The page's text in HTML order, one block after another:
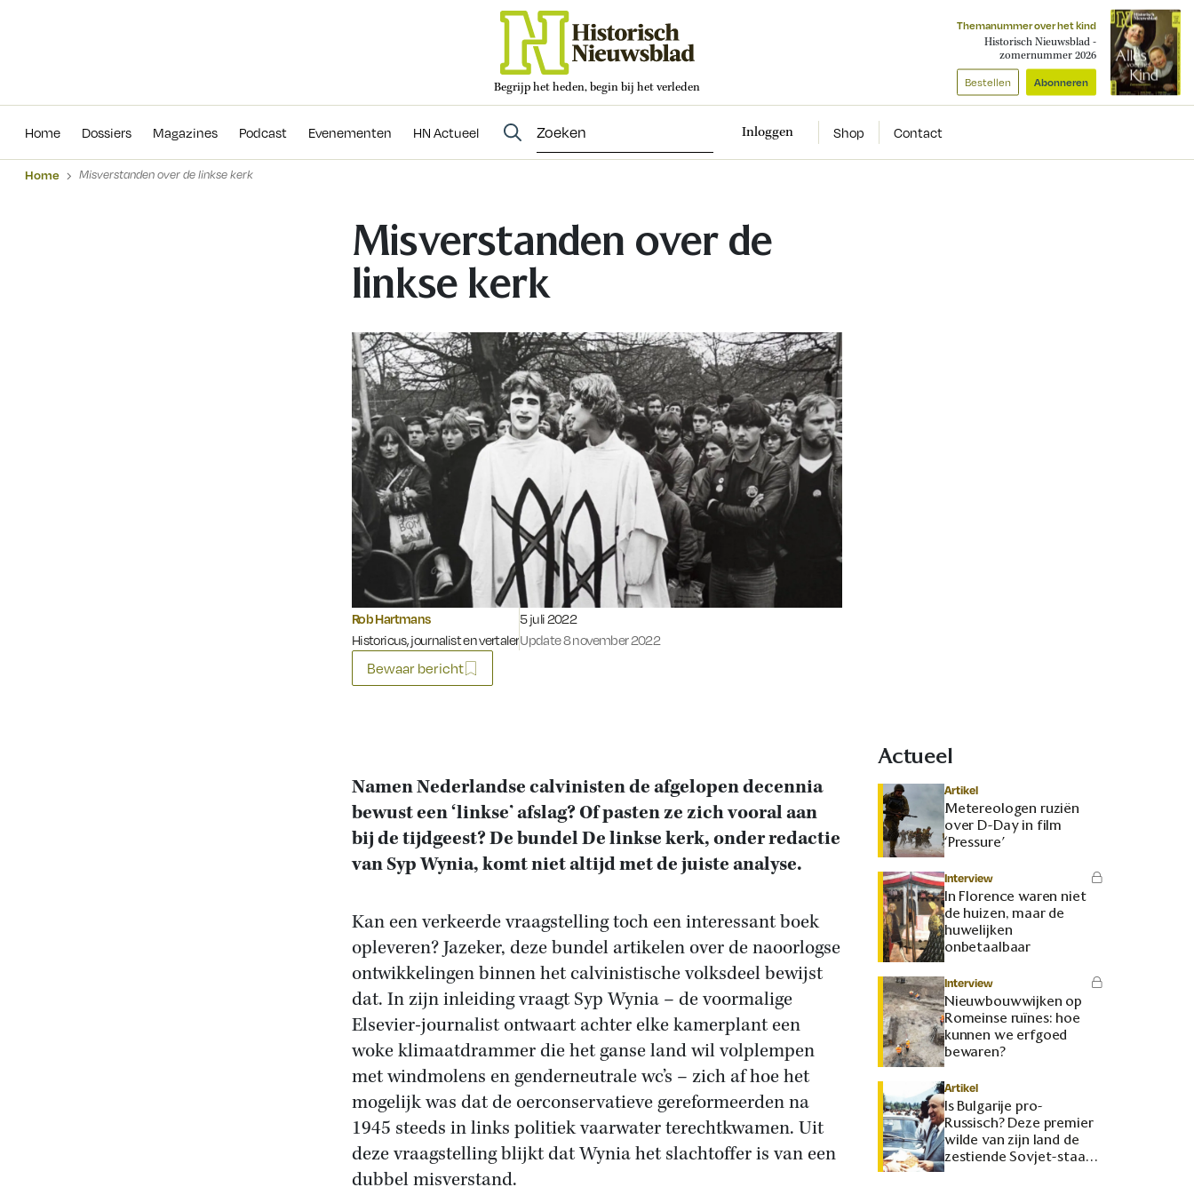
Begrijp het heden, begin bij het verleden
Themanummer over het kind
Historisch Nieuwsblad -
zomernummer 2026
Bestellen Abonneren
Home Dossiers Magazines Podcast Evenementen HN Actueel Inloggen Shop Contact
Evenementen
Home Misverstanden over de linkse kerk
Misverstanden over de
linkse kerk
Rob Hartmans
Historicus, journalist en vertaler
Gepubliceerd op:
5 juli 2022
Update 8 november 2022
Bewaar bericht
Namen Nederlandse calvinisten de afgelopen decennia
bewust een ‘linkse’ afslag? Of pasten ze zich vooral aan
bij de tijdgeest? De bundel De linkse kerk, onder redactie
van Syp Wynia, komt niet altijd met de juiste analyse.
Kan een verkeerde vraagstelling toch een interessant boek
opleveren? Jazeker, deze bundel artikelen over de naoorlogse
ontwikkelingen binnen het calvinistische volksdeel bewijst
dat. In zijn inleiding vraagt Syp Wynia – de voormalige
Elsevier-journalist ontwaart achter elke kamerplant een
woke klimaatdrammer die het ganse land wil volplempen
met windmolens en genderneutrale wc’s – zich af hoe het
mogelijk was dat de oerconservatieve gereformeerden na
1945 steeds in links politiek vaarwater terechtkwamen. Uit
deze vraagstelling blijkt dat Wynia het slachtoffer is van een
dubbel misverstand.
Actueel
Artikel
Metereologen ruziën
over D-Day in film
‘Pressure’
Interview
In Florence waren niet
de huizen, maar de
huwelijken
onbetaalbaar
Interview
Nieuwbouwwijken op
Romeinse ruïnes: hoe
kunnen we erfgoed
bewaren?
Artikel
Is Bulgarije pro-
Russisch? Deze premier
wilde van zijn land de
zestiende Sovjet-staat
maken